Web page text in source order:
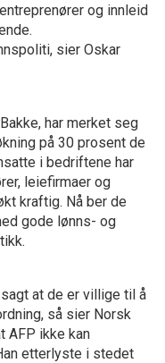
og innleid
sier Oskar
har merket seg
på 30 prosent de
i bedriftene har
leiefirmaer og
kraftig. Nå ber de
gode lønns- og
at de er villige til å
så sier Norsk
AFP ikke kan
etterlyste i stedet